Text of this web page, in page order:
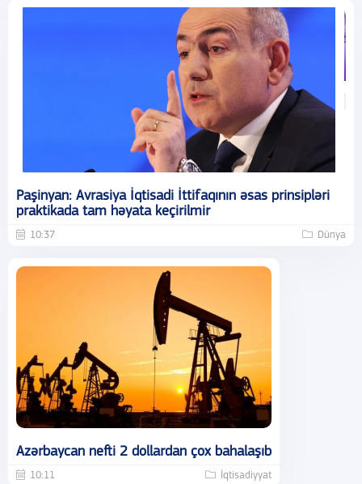
Paşinyan: Avrasiya İqtisadi İttifaqının əsas prinsipləri
praktikada tam həyata keçirilmir
10:37 Dünya
Azərbaycan nefti 2 dollardan çox bahalaşıb
10:11 İqtisadiyyat